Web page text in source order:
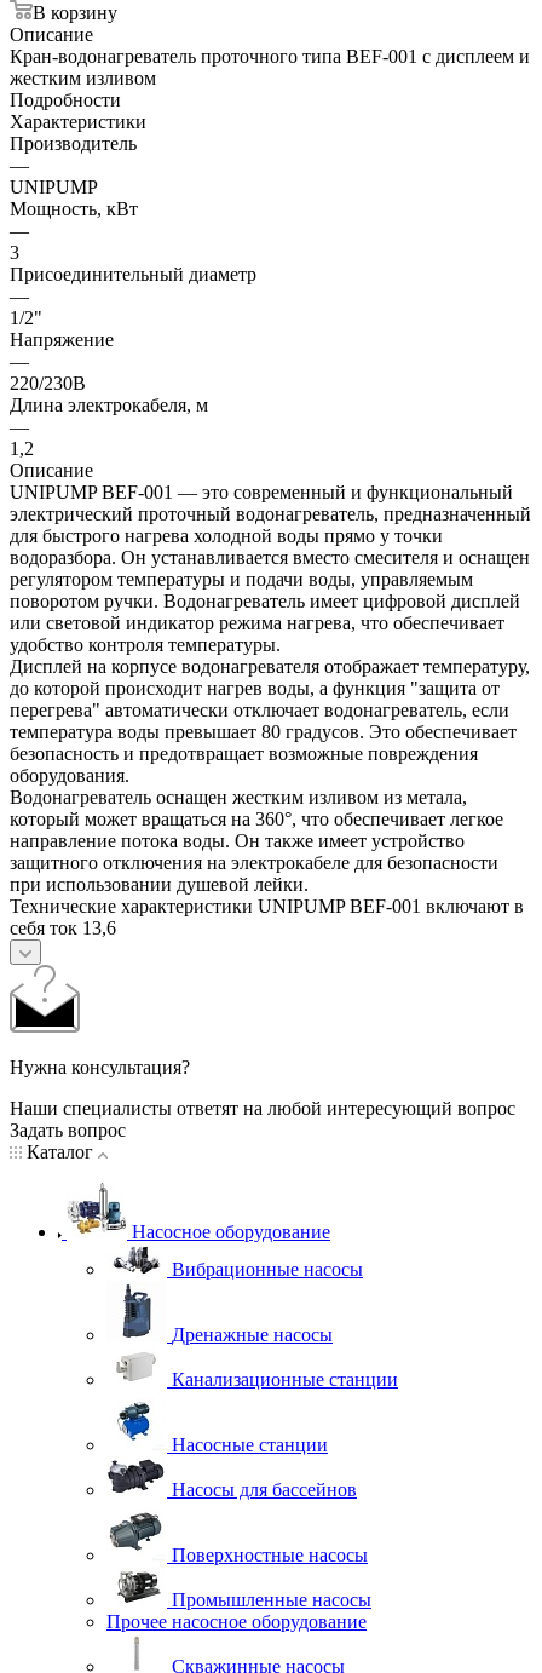
В корзину
Описание
Кран-водонагреватель проточного типа BEF-001 с дисплеем и
жестким изливом
Подробности
Характеристики
Производитель
—
UNIPUMP
Мощность, кВт
—
3
Присоединительный диаметр
—
1/2"
Напряжение
—
220/230В
Длина электрокабеля, м
—
1,2
Описание
UNIPUMP BEF-001 — это современный и функциональный
электрический проточный водонагреватель, предназначенный
для быстрого нагрева холодной воды прямо у точки
водоразбора. Он устанавливается вместо смесителя и оснащен
регулятором температуры и подачи воды, управляемым
поворотом ручки. Водонагреватель имеет цифровой дисплей
или световой индикатор режима нагрева, что обеспечивает
удобство контроля температуры.
Дисплей на корпусе водонагревателя отображает температуру,
до которой происходит нагрев воды, а функция "защита от
перегрева" автоматически отключает водонагреватель, если
температура воды превышает 80 градусов. Это обеспечивает
безопасность и предотвращает возможные повреждения
оборудования.
Водонагреватель оснащен жестким изливом из метала,
который может вращаться на 360°, что обеспечивает легкое
направление потока воды. Он также имеет устройство
защитного отключения на электрокабеле для безопасности
при использовании душевой лейки.
Технические характеристики UNIPUMP BEF-001 включают в
себя ток 13,6
Нужна консультация?
Наши специалисты ответят на любой интересующий вопрос
Задать вопрос
Каталог
Насосное оборудование
Вибрационные насосы
Дренажные насосы
Канализационные станции
Насосные станции
Насосы для бассейнов
Поверхностные насосы
Промышленные насосы
Прочее насосное оборудование
Скважинные насосы